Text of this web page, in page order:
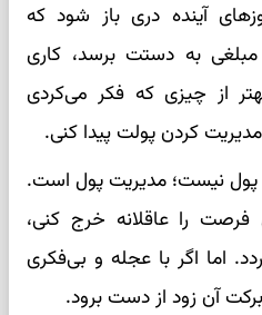
آینده دری باز شود که
مبلغی به دستت برسد، کاری
از چیزی که فکر می‌کردی
کردن پولت پیدا کنی.
پول نیست؛ مدیریت پول است.
فرصت را عاقلانه خرج کنی،
اما اگر با عجله و بی‌فکری
آن زود از دست برود.